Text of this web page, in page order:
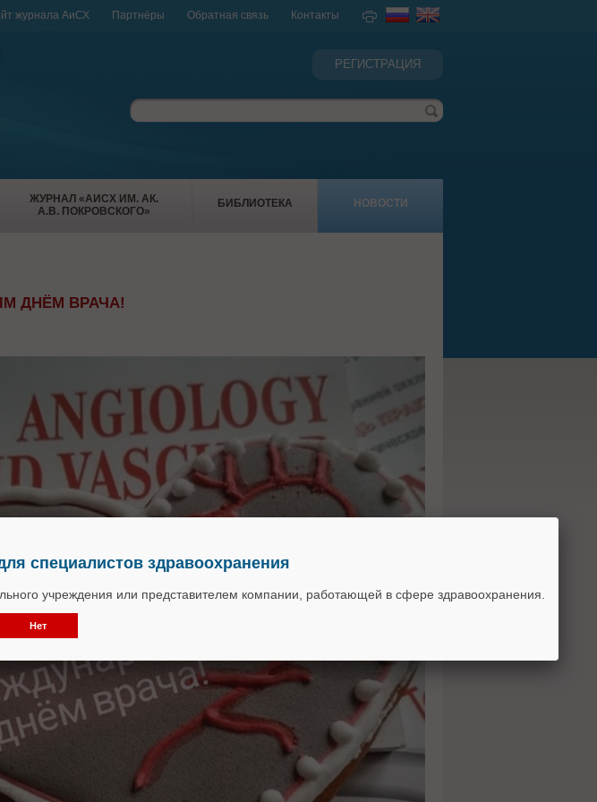
журнала АиСХ Партнёры Обратная связь Контакты
РЕГИСТРАЦИЯ
ЖУРНАЛ «АИСХ ИМ. АК.
А.В. ПОКРОВСКОГО»
БИБЛИОТЕКА НОВОСТИ
ДНЁМ ВРАЧА!
специалистов здравоохранения
учреждения или представителем компании, работающей в сфере здравоохранения.
Нет